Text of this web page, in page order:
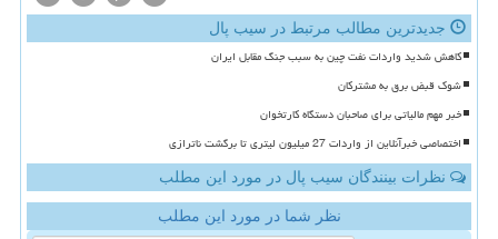
جدیدترین مطالب مرتبط در سیب پال
کاهش شدید واردات نفت چین به سبب جنگ مقابل ایران
شوک قبض برق به مشترکان
خبر مهم مالیاتی برای صاحبان دستگاه کارتخوان
اختصاصی خبرآنلاین از واردات 27 میلیون لیتری تا برگشت ناترازی
نظرات بینندگان سیب پال در مورد این مطلب
نظر شما در مورد این مطلب